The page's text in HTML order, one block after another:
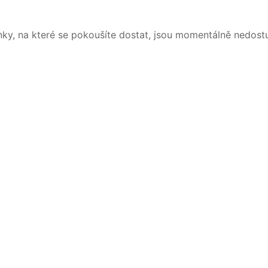
na které se pokoušíte dostat, jsou momentálně